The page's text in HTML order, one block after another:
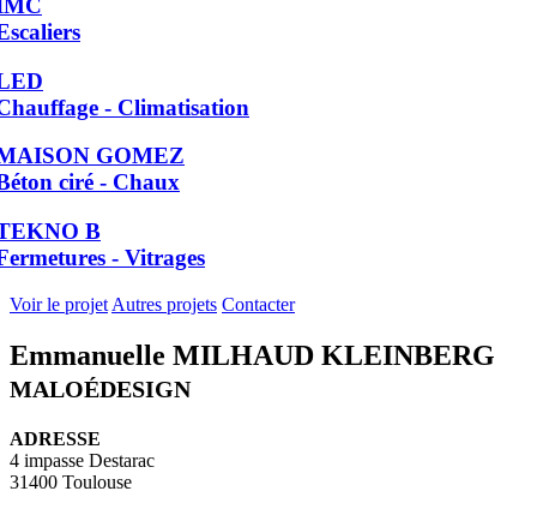
- Climatisation
GOMEZ
ciré - Chaux
B
- Vitrages
Voir le projet Autres projets Contacter
Emmanuelle MILHAUD KLEINBERG
MALOÉDESIGN
ADRESSE
4 impasse Destarac
31400 Toulouse